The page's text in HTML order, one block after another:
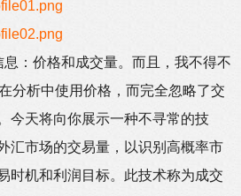
：价格和成交量。而且，我不得不
分析中使用价格，而完全忽略了交
今天将向你展示一种不寻常的技
汇市场的交易量，以识别高概率市
时机和利润目标。此技术称为成交